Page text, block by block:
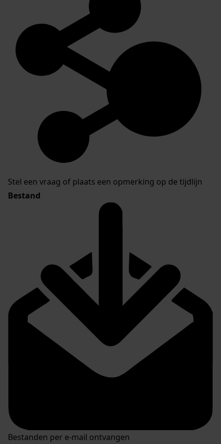
Stel een vraag of plaats een opmerking op de tijdlijn
Bestand
Bestanden per e-mail ontvangen